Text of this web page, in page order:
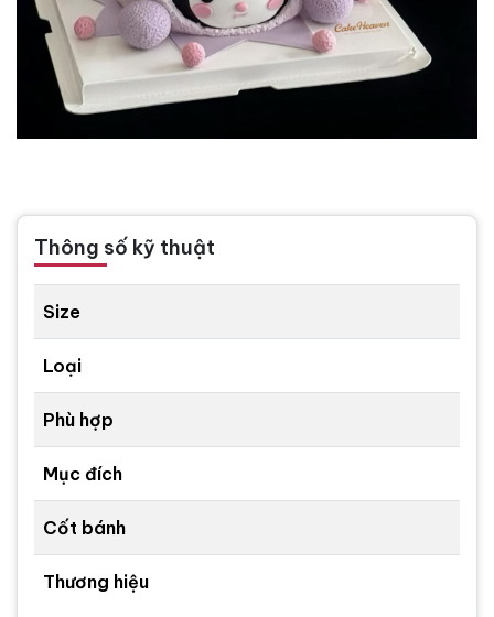
Thông số kỹ thuật
Size
Loại
Phù hợp
Mục đích
Cốt bánh
Thương hiệu